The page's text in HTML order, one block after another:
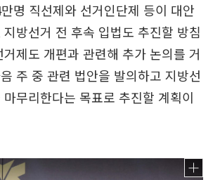
명 직선제와 선거인단제 등이 대안
방선거 전 후속 입법도 추진할 방침
제도 개편과 관련해 추가 논의를 거
주 중 관련 법안을 발의하고 지방선
무리한다는 목표로 추진할 계획이